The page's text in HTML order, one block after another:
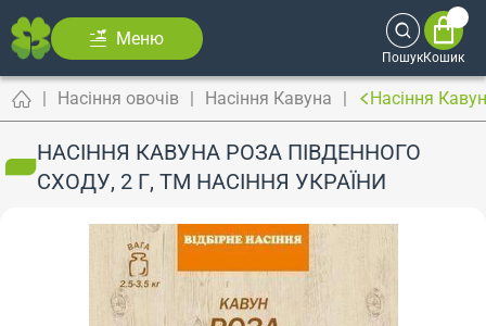
Меню
ПошукКошик
Насіння овочів Насіння Кавуна Насіння
НАСІННЯ КАВУНА РОЗА ПІВДЕННОГО
СХОДУ, 2 Г, ТМ НАСІННЯ УКРАЇНИ